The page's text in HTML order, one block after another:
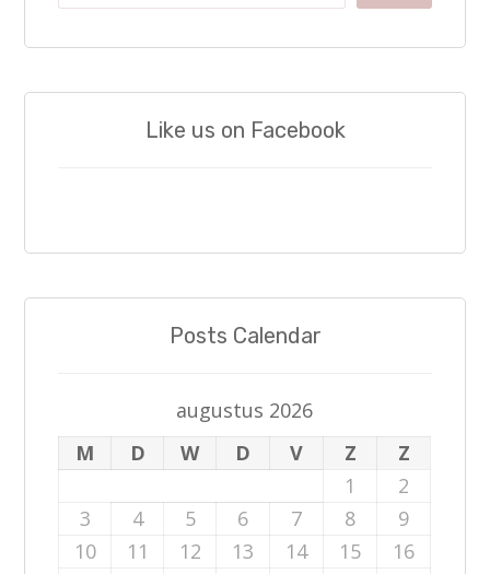
Like us on Facebook
Posts Calendar
augustus 2026
M
D W D V Z
Z
1
2
3
4 5 6 7 8
9
10
11 12 13 14 15
16